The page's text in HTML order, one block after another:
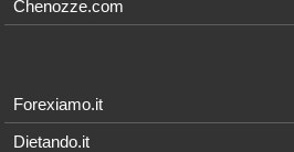
Chenozze.com
Forexiamo.it
Dietando.it